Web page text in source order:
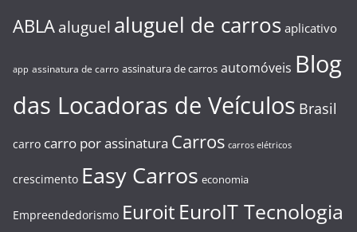
ABLA aluguel aluguel de carros aplicativo
app assinatura de carro assinatura de carros automóveis Blog
das Locadoras de Veículos Brasil
carro carro por assinatura Carros carros elétricos
crescimento Easy Carros economia
Empreendedorismo Euroit EuroIT Tecnologia